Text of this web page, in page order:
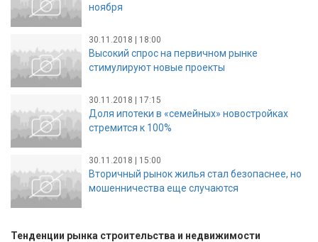
ноября
30.11.2018 | 18:00
Высокий спрос на первичном рынке
стимулируют новые проекты
30.11.2018 | 17:15
Доля ипотеки в «семейных» новостройках
стремится к 100%
30.11.2018 | 15:00
Вторичный рынок жилья стал безопаснее, но
мошенничества еще случаются
Тенденции рынка строительства и недвижимости